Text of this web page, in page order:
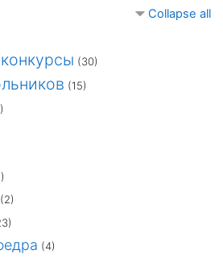
Collapse all
(30)
(15)
(2)
(4)